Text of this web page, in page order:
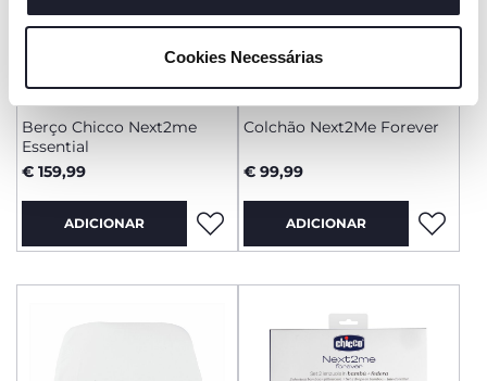
"mostrar detalhes". Ao fechar este aviso, está a
são necessários e essenciais para garantir o
funcionamento desta página.
Cookies Necessárias
Berço Chicco Next2me
Essential
€ 159,99
ADICIONAR
Colchão Next2Me Forever
€ 99,99
ADICIONAR